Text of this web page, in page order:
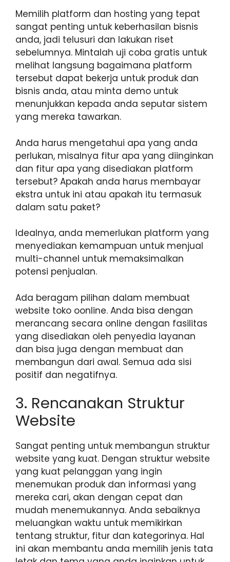
Memilih platform dan hosting yang tepat
sangat penting untuk keberhasilan bisnis
anda, jadi telusuri dan lakukan riset
sebelumnya. Mintalah uji coba gratis untuk
melihat langsung bagaimana platform
tersebut dapat bekerja untuk produk dan
bisnis anda, atau minta demo untuk
menunjukkan kepada anda seputar sistem
yang mereka tawarkan.
Anda harus mengetahui apa yang anda
perlukan, misalnya fitur apa yang diinginkan
dan fitur apa yang disediakan platform
tersebut? Apakah anda harus membayar
ekstra untuk ini atau apakah itu termasuk
dalam satu paket?
Idealnya, anda memerlukan platform yang
menyediakan kemampuan untuk menjual
multi-channel untuk memaksimalkan
potensi penjualan.
Ada beragam pilihan dalam membuat
website toko oonline. Anda bisa dengan
merancang secara online dengan fasilitas
yang disediakan oleh penyedia layanan
dan bisa juga dengan membuat dan
membangun dari awal. Semua ada sisi
positif dan negatifnya.
3. Rencanakan Struktur
Website
Sangat penting untuk membangun struktur
website yang kuat. Dengan struktur website
yang kuat pelanggan yang ingin
menemukan produk dan informasi yang
mereka cari, akan dengan cepat dan
mudah menemukannya. Anda sebaiknya
meluangkan waktu untuk memikirkan
tentang struktur, fitur dan kategorinya. Hal
ini akan membantu anda memilih jenis tata